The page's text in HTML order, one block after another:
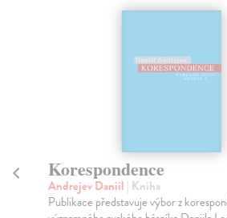
Korespondence
Andrejev Daniil | Kniha
Publikace představuje výbor z